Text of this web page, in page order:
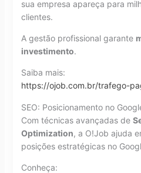
sua empresa apareça para
clientes.
A gestão profissional garante
investimento.
Saiba mais:
https://ojob.com.br/trafego-
SEO: Posicionamento no
Com técnicas avançadas de
Optimization, a O!Job ajuda
posições estratégicas no
Conheça: